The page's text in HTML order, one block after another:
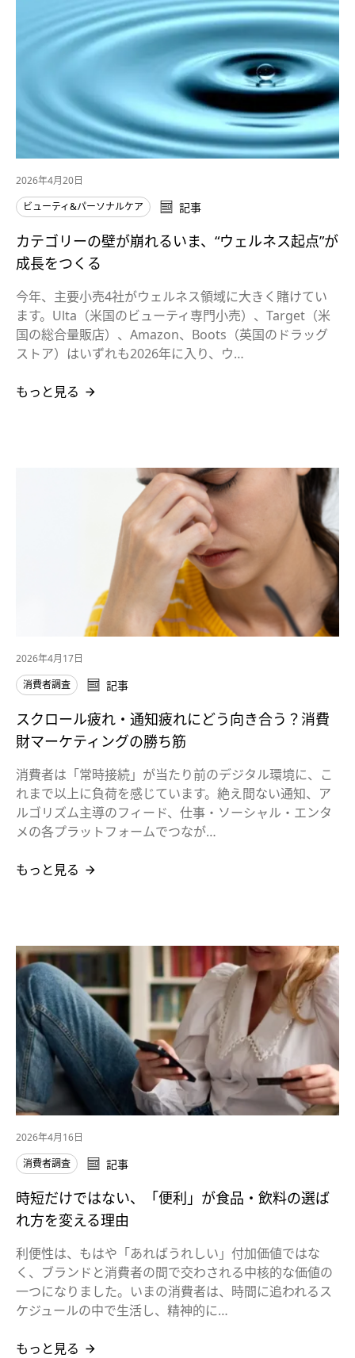
2026年4月20日
ビューティ&パーソナルケア
記事
カテゴリーの壁が崩れるいま、“ウェルネス起点”が
成長をつくる
今年、主要小売4社がウェルネス領域に大きく賭けてい
ます。Ulta（米国のビューティ専門小売）、Target（米
国の総合量販店）、Amazon、Boots（英国のドラッグ
ストア）はいずれも2026年に入り、ウ…
もっと見る
2026年4月17日
消費者調査
記事
スクロール疲れ・通知疲れにどう向き合う？消費
財マーケティングの勝ち筋
消費者は「常時接続」が当たり前のデジタル環境に、こ
れまで以上に負荷を感じています。絶え間ない通知、ア
ルゴリズム主導のフィード、仕事・ソーシャル・エンタ
メの各プラットフォームでつなが…
もっと見る
2026年4月16日
消費者調査
記事
時短だけではない、「便利」が食品・飲料の選ば
れ方を変える理由
利便性は、もはや「あればうれしい」付加価値ではな
く、ブランドと消費者の間で交わされる中核的な価値の
一つになりました。いまの消費者は、時間に追われるス
ケジュールの中で生活し、精神的に…
もっと見る